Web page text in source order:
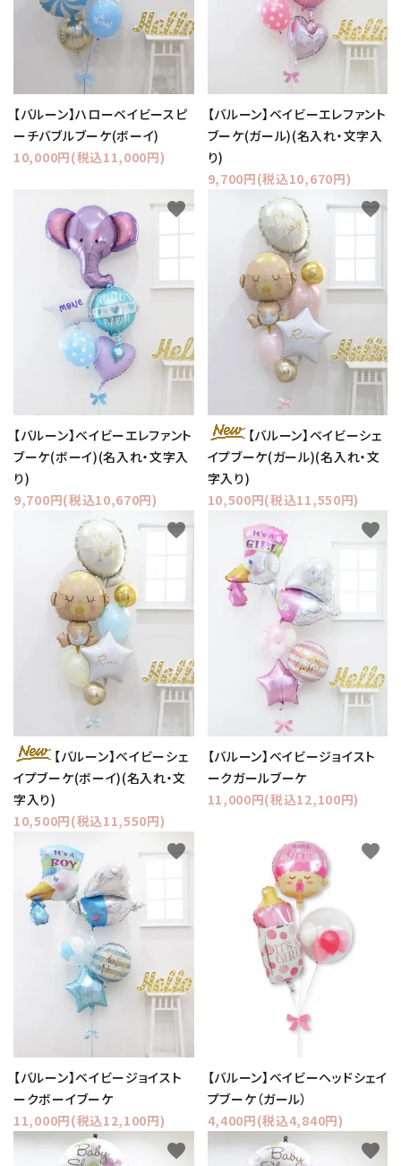
【バルーン】ハローベイビースピ
ーチバブルブーケ(ボーイ)
10,000円(税込11,000円)
【バルーン】ベイビーエレファント
ブーケ(ガール)(名入れ・文字入
り)
9,700円(税込10,670円)
【バルーン】ベイビーエレファント
ブーケ(ボーイ)(名入れ・文字入
り)
9,700円(税込10,670円)
favorite
【バルーン】ベイビーシェ
イプブーケ(ガール)(名入れ・文
字入り)
10,500円(税込11,550円)
favorite
【バルーン】ベイビーシェ
イプブーケ(ボーイ)(名入れ・文
字入り)
10,500円(税込11,550円)
favorite
【バルーン】ベイビージョイスト
ークガールブーケ
11,000円(税込12,100円)
favorite
【バルーン】ベイビージョイスト
ークボーイブーケ
11,000円(税込12,100円)
favorite
【バルーン】ベイビーヘッドシェイ
プブーケ（ガール）
4,400円(税込4,840円)
favorite
favorite favorite